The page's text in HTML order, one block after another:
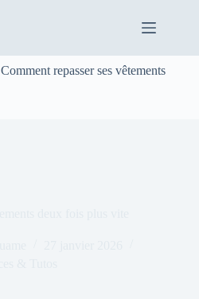
Comment repasser ses vêtements